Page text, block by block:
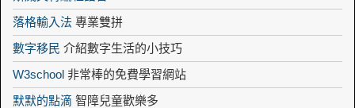
落格輸入法 專業雙拼
數字移民 介紹數字生活的小技巧
W3school 非常棒的免費學習網站
默默的點滴 智障兒童歡樂多